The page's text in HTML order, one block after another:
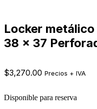
Locker
38 x 37
$3,270.00 Precios + IVA
Disponible para reserva